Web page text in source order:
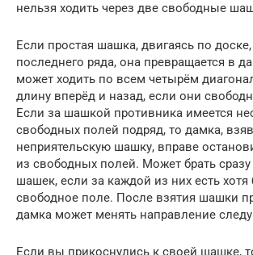
нельзя ходить через две свободные
Если простая шашка, двигаясь по
последнего ряда, она превращается в
может ходить по всем четырём
длину вперёд и назад, если они
Если за шашкой противника имеется
свободных полей подряд, то дамка, взяв
неприятельскую шашку, вправе
из свободных полей. Может брать
шашек, если за каждой из них есть
свободное поле. После взятия шашки
дамка может менять направление
Если вы прикоснулись к своей шашке,